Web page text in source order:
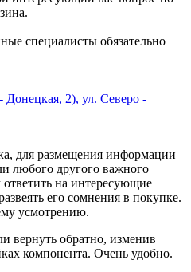
специалисты обязательно
2), ул. Северо -
для размещения информации
любого другого важного
на интересующие
его сомнения в покупке.
усмотрению.
вернуть обратно, изменив
компонента. Очень удобно.